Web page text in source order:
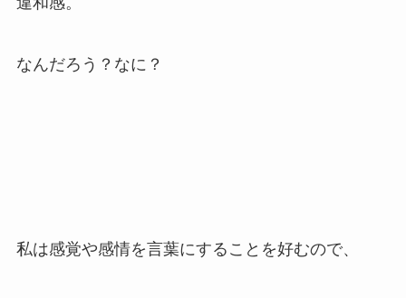
なんだろう？なに？
私は感覚や感情を言葉にすることを好むので、